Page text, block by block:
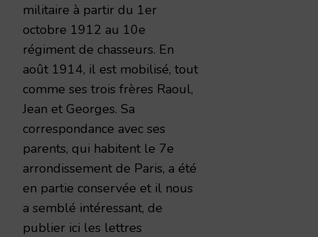
militaire à partir du 1er
octobre 1912 au 10e
régiment de chasseurs. En
août 1914, il est mobilisé, tout
comme ses trois frères Raoul,
Jean et Georges. Sa
correspondance avec ses
parents, qui habitent le 7e
arrondissement de Paris, a été
en partie conservée et il nous
a semblé intéressant, de
publier ici les lettres